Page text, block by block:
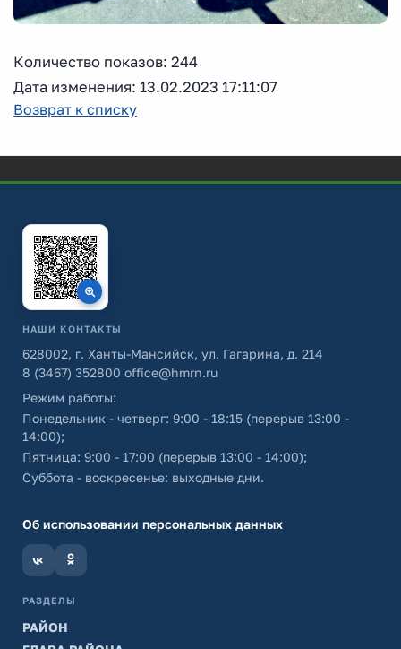
Количество показов: 244
Дата изменения: 13.02.2023 17:11:07
Возврат к списку
НАШИ КОНТАКТЫ
628002, г. Ханты-Мансийск, ул. Гагарина, д. 214
8 (3467) 352800 office@hmrn.ru
Режим работы:
Понедельник - четверг: 9:00 - 18:15 (перерыв 13:00 -
14:00);
Пятница: 9:00 - 17:00 (перерыв 13:00 - 14:00);
Суббота - воскресенье: выходные дни.
Об использовании персональных данных
РАЗДЕЛЫ
РАЙОН